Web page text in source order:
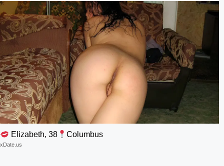
Elizabeth, 38 Columbus
xDate.us